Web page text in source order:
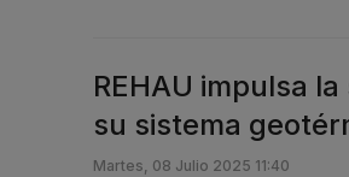
REHAU impulsa
su sistema
Martes, 08 Julio 2025 11:40